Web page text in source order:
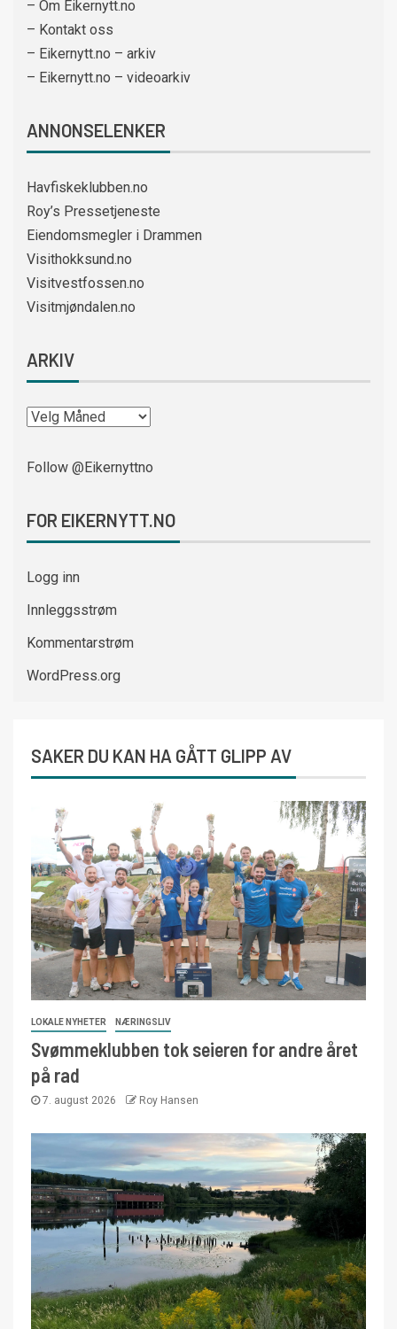
– Om Eikernytt.no
– Kontakt oss
– Eikernytt.no – arkiv
– Eikernytt.no – videoarkiv
ANNONSELENKER
Havfiskeklubben.no
Roy’s Pressetjeneste
Eiendomsmegler i Drammen
Visithokksund.no
Visitvestfossen.no
Visitmjøndalen.no
ARKIV
Follow @Eikernyttno
FOR EIKERNYTT.NO
Logg inn
Innleggsstrøm
Kommentarstrøm
WordPress.org
SAKER DU KAN HA GÅTT GLIPP AV
LOKALE NYHETER NÆRINGSLIV
Svømmeklubben tok seieren for andre året
på rad
7. august 2026 Roy Hansen